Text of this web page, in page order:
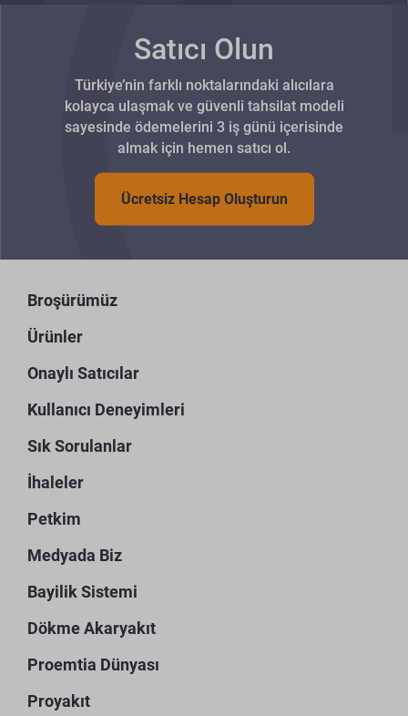
Satıcı Olun
Türkiye’nin farklı noktalarındaki alıcılara
kolayca ulaşmak ve güvenli tahsilat modeli
sayesinde ödemelerini 3 iş günü içerisinde
almak için hemen satıcı ol.
Ücretsiz Hesap Oluşturun
Broşürümüz
Ürünler
Onaylı Satıcılar
Kullanıcı Deneyimleri
Sık Sorulanlar
İhaleler
Petkim
Medyada Biz
Bayilik Sistemi
Dökme Akaryakıt
Proemtia Dünyası
Proyakıt